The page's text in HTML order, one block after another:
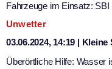
Fahrzeuge im Einsatz: SBI
Unwetter
03.06.2024, 14:19 |
Überörtliche Hilfe: Wasser